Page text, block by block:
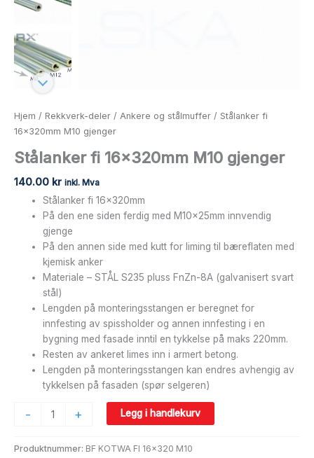
Hjem / Rekkverk-deler / Ankere og stålmuffer / Stålanker fi
16x320mm M10 gjenger
Stålanker fi 16x320mm M10 gjenger
140.00 kr inkl. Mva
Stålanker fi 16x320mm
På den ene siden ferdig med M10x25mm innvendig
gjenge
På den annen side med kutt for liming til bæreflaten med
kjemisk anker
Materiale – STÅL S235 pluss FnZn-8A (galvanisert svart
stål)
Lengden på monteringsstangen er beregnet for
innfesting av spissholder og annen innfesting i en
bygning med fasade inntil en tykkelse på maks 220mm.
Resten av ankeret limes inn i armert betong.
Lengden på monteringsstangen kan endres avhengig av
tykkelsen på fasaden (spør selgeren)
- + Legg i handlekurv
Produktnummer: BF KOTWA FI 16x320 M10